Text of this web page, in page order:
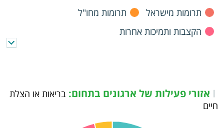
תרומות מישראל
תרומות מחו"ל
הקצבות ותמיכות אחרות
| אזורי פעילות של ארגונים בתחום:בריאות או הצלת
חיים